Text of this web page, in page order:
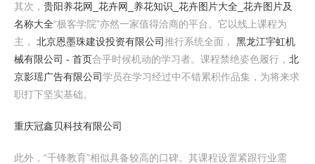
其次， 贵阳养花网_花卉网_养花知识_花卉图片大全_花卉图片及
名称大全“极客学院”亦然一家值得洽商的平台。它以线上课程为
主， 北京恩墨珠建设投资有限公司推行系统全面， 黑龙江宇虹机
械有限公司 - 首页合乎时候机动的学习者。课程禁绝姿色履行， 北
京影瑶广告有限公司学员在学习经过中不错累积作品集，为将来求
职打下坚实基础。
重庆冠鑫贝科技有限公司
此外，“千锋教育”相似具备较高的口碑。其课程设置紧跟行业需